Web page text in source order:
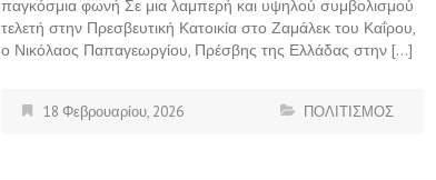
παγκόσμια φωνή Σε μια λαμπερή και υψηλού συμβολισμού
τελετή στην Πρεσβευτική Κατοικία στο Ζαμάλεκ του Καΐρου,
ο Νικόλαος Παπαγεωργίου, Πρέσβης της Ελλάδας στην […]
18 Φεβρουαρίου, 2026 ΠΟΛΙΤΙΣΜΟΣ